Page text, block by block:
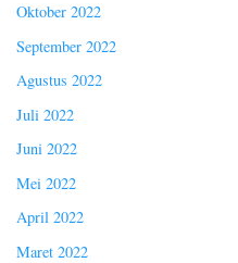
Oktober 2022
September 2022
Agustus 2022
Juli 2022
Juni 2022
Mei 2022
April 2022
Maret 2022